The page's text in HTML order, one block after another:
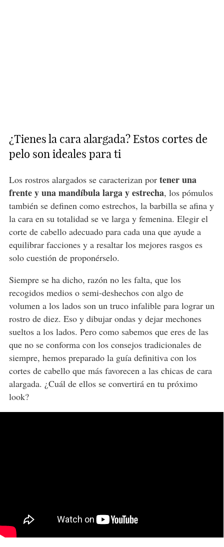
¿Tienes la cara alargada? Estos cortes de
pelo son ideales para ti
Los rostros alargados se caracterizan por tener una
frente y una mandíbula larga y estrecha, los pómulos
también se definen como estrechos, la barbilla se afina y
la cara en su totalidad se ve larga y femenina. Elegir el
corte de cabello adecuado para cada una que ayude a
equilibrar facciones y a resaltar los mejores rasgos es
solo cuestión de proponérselo.
Siempre se ha dicho, razón no les falta, que los
recogidos medios o semi-deshechos con algo de
volumen a los lados son un truco infalible para lograr un
rostro de diez. Eso y dibujar ondas y dejar mechones
sueltos a los lados. Pero como sabemos que eres de las
que no se conforma con los consejos tradicionales de
siempre, hemos preparado la guía definitiva con los
cortes de cabello que más favorecen a las chicas de cara
alargada. ¿Cuál de ellos se convertirá en tu próximo
look?